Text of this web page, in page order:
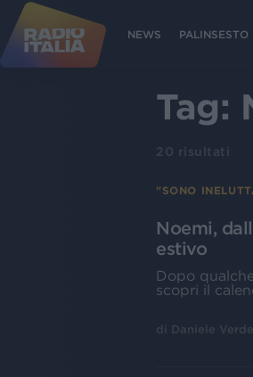
NEWS PALINSESTO
Tag:
20 risultati
"SONO
Noemi,
estivo
Dopo
scopri il
di Daniele